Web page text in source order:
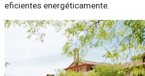
eficientes energéticamente.